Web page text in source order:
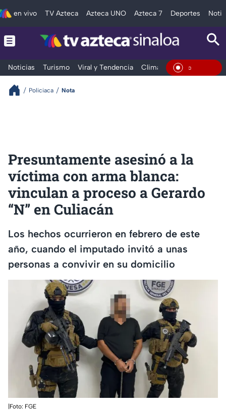
en vivo TV Azteca Azteca UNO Azteca 7 Deportes
Noticias Turismo Viral y Tendencia Clima Deportes En
Policiaca Nota
Presuntamente asesinó a la
víctima con arma blanca:
vinculan a proceso a Gerardo
“N” en Culiacán
Los hechos ocurrieron en febrero de este
año, cuando el imputado invitó a unas
personas a convivir en su domicilio
|Foto: FGE